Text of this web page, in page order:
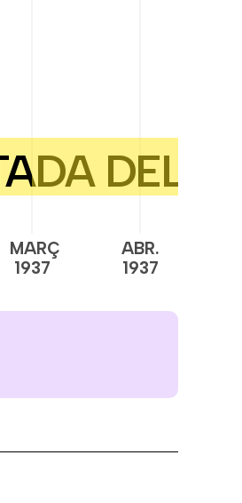
MARÇ
1937
ABR.
1937